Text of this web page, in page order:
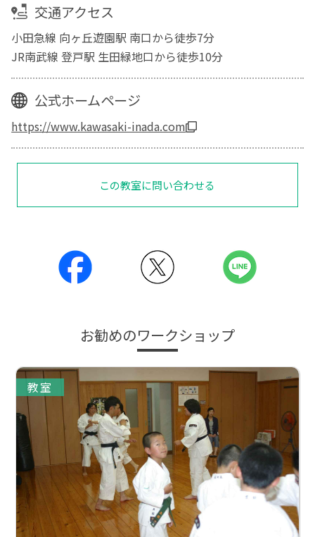
交通アクセス
小田急線 向ヶ丘遊園駅 南口から徒歩7分
JR南武線 登戸駅 生田緑地口から徒歩10分
公式ホームページ
https://www.kawasaki-inada.com
この教室に問い合わせる
お勧めのワークショップ
教室